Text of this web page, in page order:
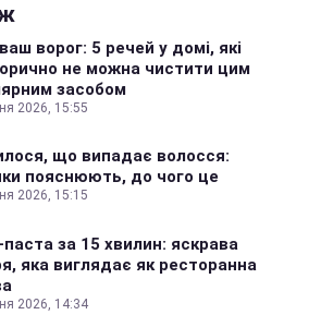
ворог: 5 речей у домі, які
не можна чистити цим
засобом
2026, 15:55
що випадає волосся:
пояснюють, до чого це
2026, 15:15
паста за 15 хвилин: яскрава
яка виглядає як ресторанна
2026, 14:34